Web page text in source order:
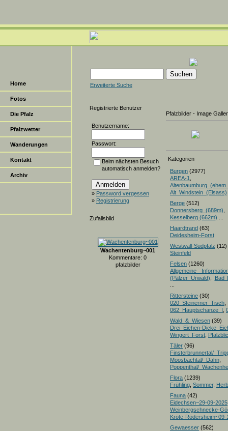
Home
Fotos
Die Pfalz
Pfalzwetter
Wanderungen
Kontakt
Archiv
Erweiterte Suche
Registrierte Benutzer
Benutzername:
Passwort:
Beim nächsten Besuch
automatisch anmelden?
» Password vergessen
» Registrierung
Zufallsbild
Wachentenburg~001
Kommentare: 0
pfalzbilder
Pfalzbilder - Image
Kategorien
Burgen (2977)
AREA-1
Alt_Windstein_(Elsass)
Berge (512)
Donnersberg_(689m)
Kesselberg (662m)
Haardtrand (63)
Deidesheim-Forst
Westwall-Südpfalz (12)
Steinfeld
Felsen (1260)
Allgemeine
(Pälzer Urwald)
Bad
Rittersteine (30)
020_Steinerner_Tisch
062_Hauptschanze_I
Wald_&_Wiesen (39)
Drei_Eichen-
Wingert_Forst
Täler (96)
Finsterbrunnertal/
Moosbachtal/_Dahn
Poppenthal/
Flora (1239)
Frühling Sommer,
Fauna (42)
Eidechsen~29-09-2025
Weinbergschnecke-
Kröte-Rödersheim~09-
Gewaesser (562)